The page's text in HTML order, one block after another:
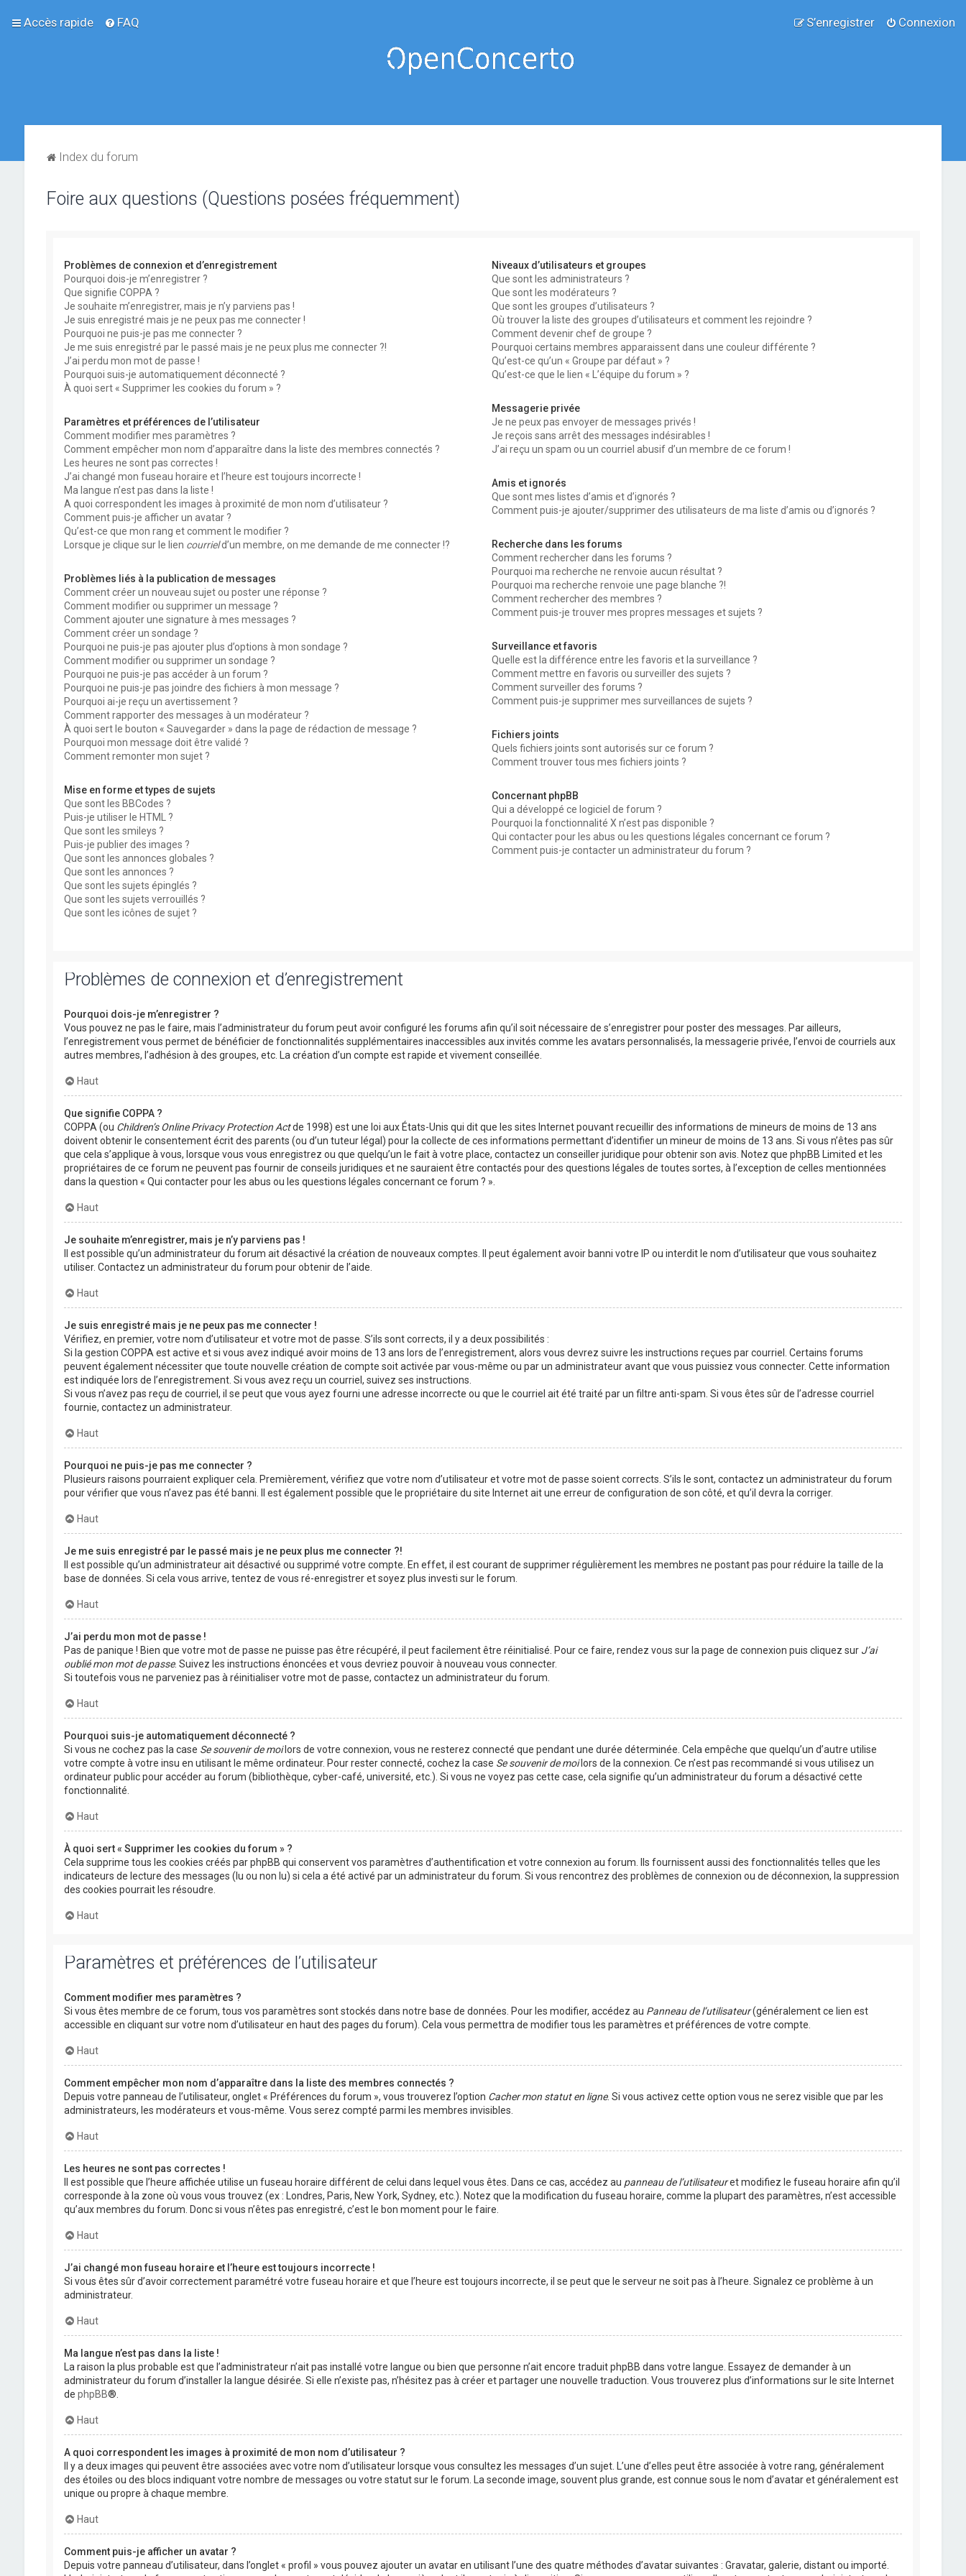
Accès rapide FAQ Connexion
S’enregistrer
Index du forum
Foire aux questions (Questions posées fréquemment)
Problèmes de connexion et d’enregistrement
Pourquoi dois-je m’enregistrer ?
Que signifie COPPA ?
Je souhaite m’enregistrer, mais je n’y parviens pas !
Je suis enregistré mais je ne peux pas me connecter !
Pourquoi ne puis-je pas me connecter ?
Je me suis enregistré par le passé mais je ne peux plus me connecter ?!
J’ai perdu mon mot de passe !
Pourquoi suis-je automatiquement déconnecté ?
À quoi sert « Supprimer les cookies du forum » ?
Paramètres et préférences de l’utilisateur
Comment modifier mes paramètres ?
Comment empêcher mon nom d’apparaître dans la liste des membres connectés ?
Les heures ne sont pas correctes !
J’ai changé mon fuseau horaire et l’heure est toujours incorrecte !
Ma langue n’est pas dans la liste !
A quoi correspondent les images à proximité de mon nom d’utilisateur ?
Comment puis-je afficher un avatar ?
Qu’est-ce que mon rang et comment le modifier ?
Lorsque je clique sur le lien courrield’un membre, on me demande de me connecter !?
Problèmes liés à la publication de messages
Comment créer un nouveau sujet ou poster une réponse ?
Comment modifier ou supprimer un message ?
Comment ajouter une signature à mes messages ?
Comment créer un sondage ?
Pourquoi ne puis-je pas ajouter plus d’options à mon sondage ?
Comment modifier ou supprimer un sondage ?
Pourquoi ne puis-je pas accéder à un forum ?
Pourquoi ne puis-je pas joindre des fichiers à mon message ?
Pourquoi ai-je reçu un avertissement ?
Comment rapporter des messages à un modérateur ?
À quoi sert le bouton « Sauvegarder » dans la page de rédaction de message ?
Pourquoi mon message doit être validé ?
Comment remonter mon sujet ?
Mise en forme et types de sujets
Que sont les BBCodes ?
Puis-je utiliser le HTML ?
Que sont les smileys ?
Puis-je publier des images ?
Que sont les annonces globales ?
Que sont les annonces ?
Que sont les sujets épinglés ?
Que sont les sujets verrouillés ?
Que sont les icônes de sujet ?
Niveaux d’utilisateurs et groupes
Que sont les administrateurs ?
Que sont les modérateurs ?
Que sont les groupes d’utilisateurs ?
Où trouver la liste des groupes d’utilisateurs et comment les rejoindre ?
Comment devenir chef de groupe ?
Pourquoi certains membres apparaissent dans une couleur différente ?
Qu’est-ce qu’un « Groupe par défaut » ?
Qu’est-ce que le lien « L’équipe du forum » ?
Messagerie privée
Je ne peux pas envoyer de messages privés !
Je reçois sans arrêt des messages indésirables !
J’ai reçu un spam ou un courriel abusif d’un membre de ce forum !
Amis et ignorés
Que sont mes listes d’amis et d’ignorés ?
Comment puis-je ajouter/supprimer des utilisateurs de ma liste d’amis ou d’ignorés ?
Recherche dans les forums
Comment rechercher dans les forums ?
Pourquoi ma recherche ne renvoie aucun résultat ?
Pourquoi ma recherche renvoie une page blanche ?!
Comment rechercher des membres ?
Comment puis-je trouver mes propres messages et sujets ?
Surveillance et favoris
Quelle est la différence entre les favoris et la surveillance ?
Comment mettre en favoris ou surveiller des sujets ?
Comment surveiller des forums ?
Comment puis-je supprimer mes surveillances de sujets ?
Fichiers joints
Quels fichiers joints sont autorisés sur ce forum ?
Comment trouver tous mes fichiers joints ?
Concernant phpBB
Qui a développé ce logiciel de forum ?
Pourquoi la fonctionnalité X n’est pas disponible ?
Qui contacter pour les abus ou les questions légales concernant ce forum ?
Comment puis-je contacter un administrateur du forum ?
Problèmes de connexion et d’enregistrement
Pourquoi dois-je m’enregistrer ?
Vous pouvez ne pas le faire, mais l’administrateur du forum peut avoir configuré les forums afin qu’il soit nécessaire de s’enregistrer pour poster des messages. Par ailleurs,
l’enregistrement vous permet de bénéficier de fonctionnalités supplémentaires inaccessibles aux invités comme les avatars personnalisés, la messagerie privée, l’envoi de courriels aux
autres membres, l’adhésion à des groupes, etc. La création d’un compte est rapide et vivement conseillée.
Haut
Que signifie COPPA ?
COPPA (ou Children’s Online Privacy Protection Actde 1998) est une loi aux États-Unis qui dit que les sites Internet pouvant recueillir des informations de mineurs de moins de 13 ans
doivent obtenir le consentement écrit des parents (ou d’un tuteur légal) pour la collecte de ces informations permettant d’identifier un mineur de moins de 13 ans. Si vous n’êtes pas sûr
que cela s’applique à vous, lorsque vous vous enregistrez ou que quelqu’un le fait à votre place, contactez un conseiller juridique pour obtenir son avis. Notez que phpBB Limited et les
propriétaires de ce forum ne peuvent pas fournir de conseils juridiques et ne sauraient être contactés pour des questions légales de toutes sortes, à l’exception de celles mentionnées
dans la question « Qui contacter pour les abus ou les questions légales concernant ce forum ? ».
Haut
Je souhaite m’enregistrer, mais je n’y parviens pas !
Il est possible qu’un administrateur du forum ait désactivé la création de nouveaux comptes. Il peut également avoir banni votre IP ou interdit le nom d’utilisateur que vous souhaitez
utiliser. Contactez un administrateur du forum pour obtenir de l’aide.
Haut
Je suis enregistré mais je ne peux pas me connecter !
Vérifiez, en premier, votre nom d’utilisateur et votre mot de passe. S’ils sont corrects, il y a deux possibilités :
Si la gestion COPPA est active et si vous avez indiqué avoir moins de 13 ans lors de l’enregistrement, alors vous devrez suivre les instructions reçues par courriel. Certains forums
peuvent également nécessiter que toute nouvelle création de compte soit activée par vous-même ou par un administrateur avant que vous puissiez vous connecter. Cette information
est indiquée lors de l’enregistrement. Si vous avez reçu un courriel, suivez ses instructions.
Si vous n’avez pas reçu de courriel, il se peut que vous ayez fourni une adresse incorrecte ou que le courriel ait été traité par un filtre anti-spam. Si vous êtes sûr de l’adresse courriel
fournie, contactez un administrateur.
Haut
Pourquoi ne puis-je pas me connecter ?
Plusieurs raisons pourraient expliquer cela. Premièrement, vérifiez que votre nom d’utilisateur et votre mot de passe soient corrects. S’ils le sont, contactez un administrateur du forum
pour vérifier que vous n’avez pas été banni. Il est également possible que le propriétaire du site Internet ait une erreur de configuration de son côté, et qu’il devra la corriger.
Haut
Je me suis enregistré par le passé mais je ne peux plus me connecter ?!
Il est possible qu’un administrateur ait désactivé ou supprimé votre compte. En effet, il est courant de supprimer régulièrement les membres ne postant pas pour réduire la taille de la
base de données. Si cela vous arrive, tentez de vous ré-enregistrer et soyez plus investi sur le forum.
Haut
J’ai perdu mon mot de passe !
Pas de panique ! Bien que votre mot de passe ne puisse pas être récupéré, il peut facilement être réinitialisé. Pour ce faire, rendez vous sur la page de connexion puis cliquez sur J’ai
oublié mon mot de passe. Suivez les instructions énoncées et vous devriez pouvoir à nouveau vous connecter.
Si toutefois vous ne parveniez pas à réinitialiser votre mot de passe, contactez un administrateur du forum.
Haut
Pourquoi suis-je automatiquement déconnecté ?
Si vous ne cochez pas la case Se souvenir de moilors de votre connexion, vous ne resterez connecté que pendant une durée déterminée. Cela empêche que quelqu’un d’autre utilise
votre compte à votre insu en utilisant le même ordinateur. Pour rester connecté, cochez la case Se souvenir de moilors de la connexion. Ce n’est pas recommandé si vous utilisez un
ordinateur public pour accéder au forum (bibliothèque, cyber-café, université, etc.). Si vous ne voyez pas cette case, cela signifie qu’un administrateur du forum a désactivé cette
fonctionnalité.
Haut
À quoi sert « Supprimer les cookies du forum » ?
Cela supprime tous les cookies créés par phpBB qui conservent vos paramètres d’authentification et votre connexion au forum. Ils fournissent aussi des fonctionnalités telles que les
indicateurs de lecture des messages (lu ou non lu) si cela a été activé par un administrateur du forum. Si vous rencontrez des problèmes de connexion ou de déconnexion, la suppression
des cookies pourrait les résoudre.
Haut
Paramètres et préférences de l’utilisateur
Comment modifier mes paramètres ?
Si vous êtes membre de ce forum, tous vos paramètres sont stockés dans notre base de données. Pour les modifier, accédez au Panneau de l’utilisateur(généralement ce lien est
accessible en cliquant sur votre nom d’utilisateur en haut des pages du forum). Cela vous permettra de modifier tous les paramètres et préférences de votre compte.
Haut
Comment empêcher mon nom d’apparaître dans la liste des membres connectés ?
Depuis votre panneau de l’utilisateur, onglet « Préférences du forum », vous trouverez l’option Cacher mon statut en ligne. Si vous activez cette option vous ne serez visible que par les
administrateurs, les modérateurs et vous-même. Vous serez compté parmi les membres invisibles.
Haut
Les heures ne sont pas correctes !
Il est possible que l’heure affichée utilise un fuseau horaire différent de celui dans lequel vous êtes. Dans ce cas, accédez au panneau de l’utilisateuret modifiez le fuseau horaire afin qu’il
corresponde à la zone où vous vous trouvez (ex : Londres, Paris, New York, Sydney, etc.). Notez que la modification du fuseau horaire, comme la plupart des paramètres, n’est accessible
qu’aux membres du forum. Donc si vous n’êtes pas enregistré, c’est le bon moment pour le faire.
Haut
J’ai changé mon fuseau horaire et l’heure est toujours incorrecte !
Si vous êtes sûr d’avoir correctement paramétré votre fuseau horaire et que l’heure est toujours incorrecte, il se peut que le serveur ne soit pas à l’heure. Signalez ce problème à un
administrateur.
Haut
Ma langue n’est pas dans la liste !
La raison la plus probable est que l’administrateur n’ait pas installé votre langue ou bien que personne n’ait encore traduit phpBB dans votre langue. Essayez de demander à un
administrateur du forum d’installer la langue désirée. Si elle n’existe pas, n’hésitez pas à créer et partager une nouvelle traduction. Vous trouverez plus d’informations sur le site Internet
de phpBB®.
Haut
A quoi correspondent les images à proximité de mon nom d’utilisateur ?
Il y a deux images qui peuvent être associées avec votre nom d’utilisateur lorsque vous consultez les messages d’un sujet. L’une d’elles peut être associée à votre rang, généralement
des étoiles ou des blocs indiquant votre nombre de messages ou votre statut sur le forum. La seconde image, souvent plus grande, est connue sous le nom d’avatar et généralement est
unique ou propre à chaque membre.
Haut
Comment puis-je afficher un avatar ?
Depuis votre panneau d’utilisateur, dans l’onglet « profil » vous pouvez ajouter un avatar en utilisant l’une des quatre méthodes d’avatar suivantes : Gravatar, galerie, distant ou importé.